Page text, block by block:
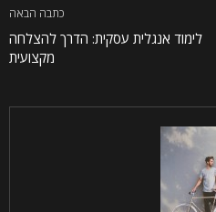
כתבה הבאה
לימוד אנגלית עסקית: הדרך להצלחה
מקצועית